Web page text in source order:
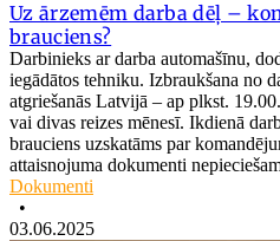
Uz ārzemēm darba dēļ –
brauciens?
Darbinieks ar darba automašīnu,
iegādātos tehniku. Izbraukšana no
atgriešanās Latvijā – ap plkst.
vai divas reizes mēnesī. Ikdienā
brauciens uzskatāms par
attaisnojuma dokumenti
Dokumenti
•
03.06.2025